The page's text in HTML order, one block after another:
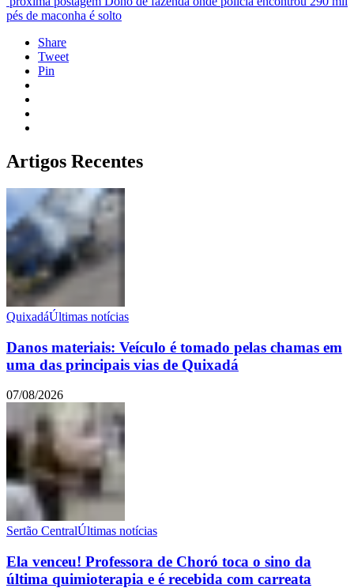
pés de maconha é solto
Share
Tweet
Pin
Artigos Recentes
QuixadáÚltimas notícias
Danos materiais: Veículo é tomado pelas chamas em
uma das principais vias de Quixadá
07/08/2026
Sertão CentralÚltimas notícias
Ela venceu! Professora de Choró toca o sino da
última quimioterapia e é recebida com carreata